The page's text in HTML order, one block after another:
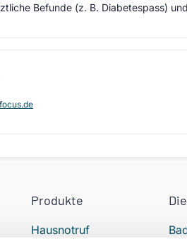
Befunde (z. B. Diabetespass)
Produkte
Hausnotruf